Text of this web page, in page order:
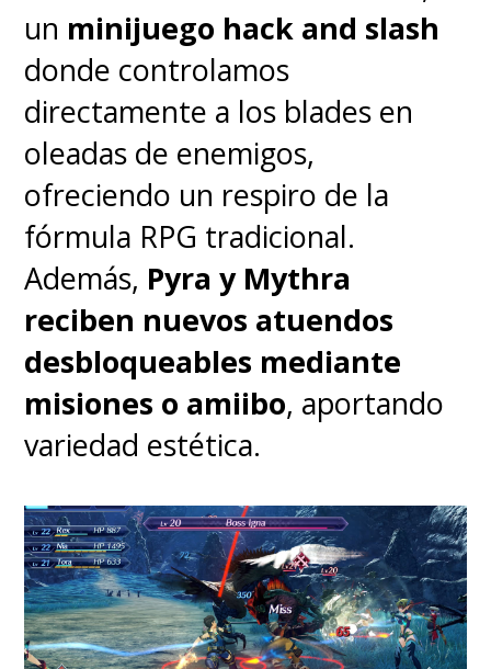
alegre, llena de flautas e
instrumentos de viento,
diseñada para acompañar un
ritmo de exploración
contemplativo y sumamente
relajante,aunque no tan
épica.
un minijuego hack and slash
donde controlamos
directamente a los blades en
oleadas de enemigos,
ofreciendo un respiro de la
fórmula RPG tradicional.
Además, Pyra y Mythra
reciben nuevos atuendos
desbloqueables mediante
misiones o amiibo, aportando
variedad estética.